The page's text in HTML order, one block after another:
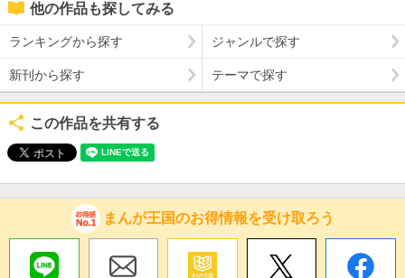
他の作品も探してみる
ランキングから探す ジャンルで探す
新刊から探す テーマで探す
この作品を共有する
まんが王国のお得情報を受け取ろう